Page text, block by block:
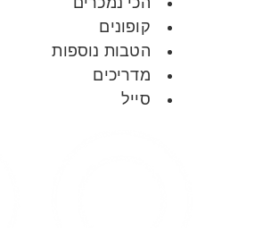
קופונים
הטבות נוספות
מדריכים
סייל